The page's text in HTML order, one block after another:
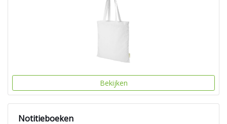
Bekijken
Notitieboeken